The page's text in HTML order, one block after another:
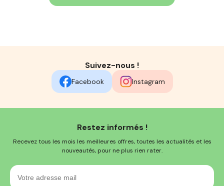
Suivez-nous !
Facebook Instagram
Restez informés !
Recevez tous les mois les meilleures offres, toutes les actualités et les
nouveautés, pour ne plus rien rater.
Votre
adresse